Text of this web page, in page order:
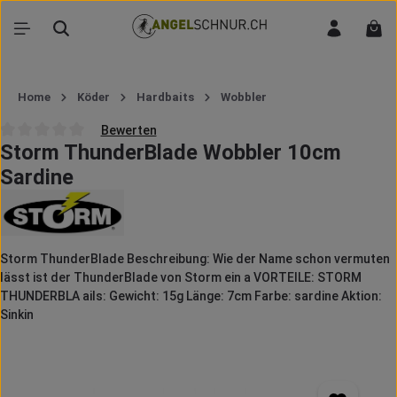
Zum Hauptinhalt springen
Home Köder Hardbaits Wobbler
Durchschnittliche Bewertung von 0 von 5 Sternen
Bewerten
Storm ThunderBlade Wobbler 10cm
Sardine
Storm ThunderBlade Beschreibung: Wie der Name schon vermuten
lässt ist der ThunderBlade von Storm ein a VORTEILE: STORM
THUNDERBLA ails: Gewicht: 15g Länge: 7cm Farbe: sardine Aktion:
Sinkin